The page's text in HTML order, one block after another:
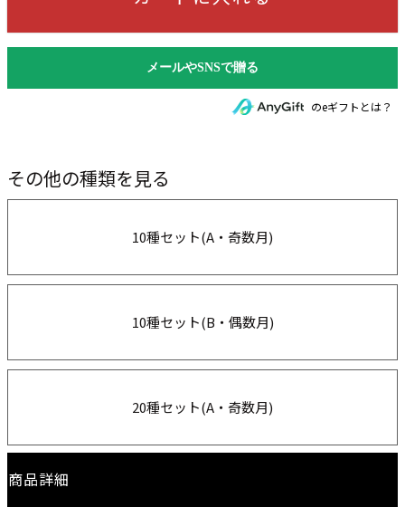
のeギフトとは？
その他の種類を見る
10種セット(A・奇数月)
10種セット(B・偶数月)
20種セット(A・奇数月)
商品詳細